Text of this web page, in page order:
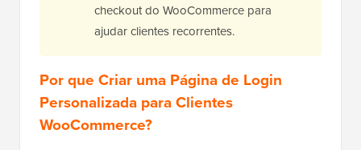
checkout do WooCommerce para
ajudar clientes recorrentes.
Por que Criar uma Página de Login
Personalizada para Clientes
WooCommerce?